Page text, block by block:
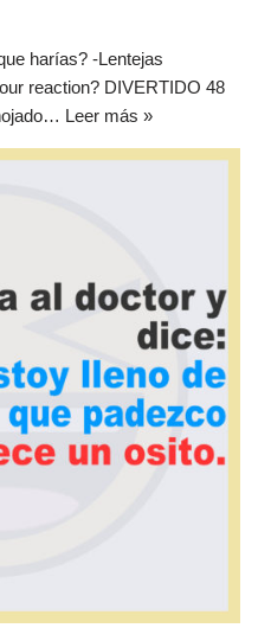
harías? -Lentejas
reaction? DIVERTIDO 48
Leer más »